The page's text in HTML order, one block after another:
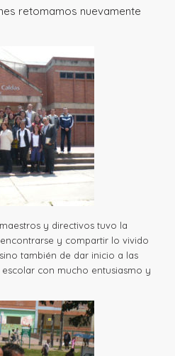
retomamos nuevamente
y directivos tuvo la
y compartir lo vivido
también de dar inicio a las
con mucho entusiasmo y